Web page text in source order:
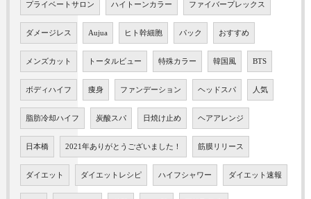
プライベートサロン ハイトーンカラー ファイバープレックス
ダメージレス Aujua ヒト幹細胞 パック おすすめ
メンズカット トータルビュー 特殊カラー 韓国風 BTS
ボディハイフ 痩身 ファンデーション ヘッドスパ 人気
脂肪冷却ハイフ 炭酸スパ 日焼け止め ヘアアレンジ
日本橋 2021年ありがとうございました！ 筋膜リリース
ダイエット ダイエットレシピ ハイフシャワー ダイエット速報